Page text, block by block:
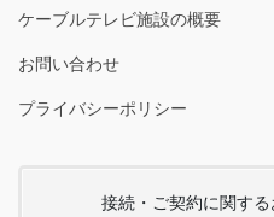
ケーブルテレビ施設の概要
お問い合わせ
プライバシーポリシー
接続・ご契約に関す